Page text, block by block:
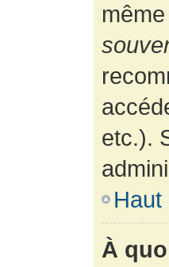
etc.).
Haut
À